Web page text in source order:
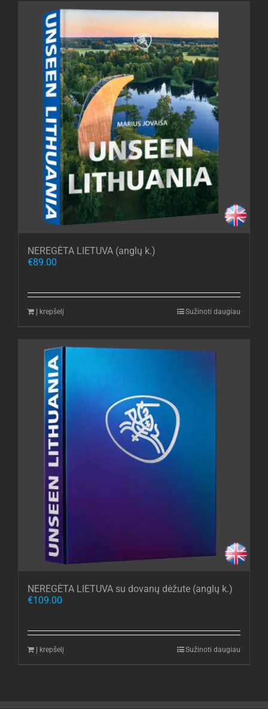
NEREGĖTA LIETUVA (anglų k.)
€89.00
Į krepšelį Sužinoti daugiau
NEREGĖTA LIETUVA su dovanų dėžute (anglų k.)
€109.00
Į krepšelį Sužinoti daugiau